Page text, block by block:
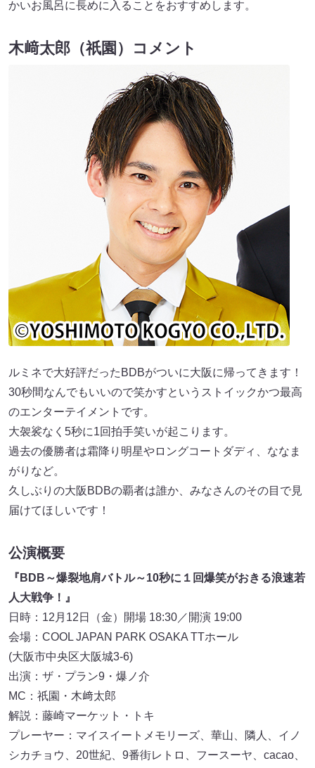
かいお風呂に長めに入ることをおすすめします。
木﨑太郎（祇園）コメント
ルミネで大好評だったBDBがついに大阪に帰ってきます！
30秒間なんでもいいので笑かすというストイックかつ最高
のエンターテイメントです。
大袈裟なく5秒に1回拍手笑いが起こります。
過去の優勝者は霜降り明星やロングコートダディ、ななま
がりなど。
久しぶりの大阪BDBの覇者は誰か、みなさんのその目で見
届けてほしいです！
公演概要
『BDB～爆裂地肩バトル～10秒に１回爆笑がおきる浪速若
人大戦争！』
日時：12月12日（金）開場 18:30／開演 19:00
会場：COOL JAPAN PARK OSAKA TTホール
(大阪市中央区大阪城3-6)
出演：ザ・プラン9・爆ノ介
MC：祇園・木﨑太郎
解説：藤崎マーケット・トキ
プレーヤー：マイスイートメモリーズ、華山、隣人、イノ
シカチョウ、20世紀、9番街レトロ、フースーヤ、cacao、